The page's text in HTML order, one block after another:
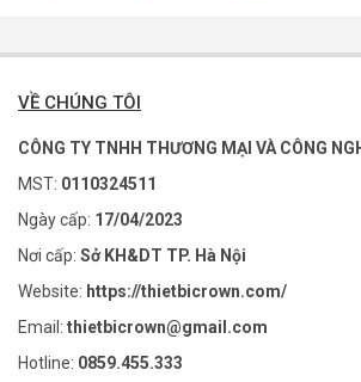
VỀ CHÚNG TÔI
CÔNG TY TNHH THƯƠNG MẠI VÀ CÔNG
MST: 0110324511
Ngày cấp: 17/04/2023
Nơi cấp: Sở KH&DT TP. Hà Nội
Website: https://thietbicrown.com/
Email: thietbicrown@gmail.com
Hotline: 0859.455.333